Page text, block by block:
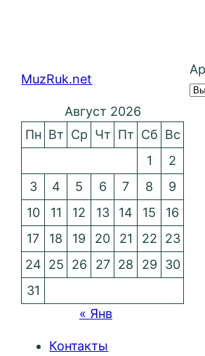
MuzRuk.net
Август 2026
Пн Вт Ср Чт Пт Сб Вс
1
2
3
4 5 6 7 8
9
10
11 12 13 14 15
16
17
18 19 20 21 22
23
24 25 26 27 28 29
30
31
« Янв
Контакты